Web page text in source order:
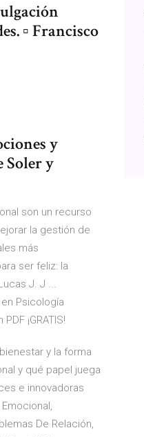
▫ Francisco
y
Soler y
son un recurso
la gestión de
más
ser feliz: la
J. J ...
Psicología
¡GRATIS!
y la forma
y qué papel juega
e innovadoras
De Relación,